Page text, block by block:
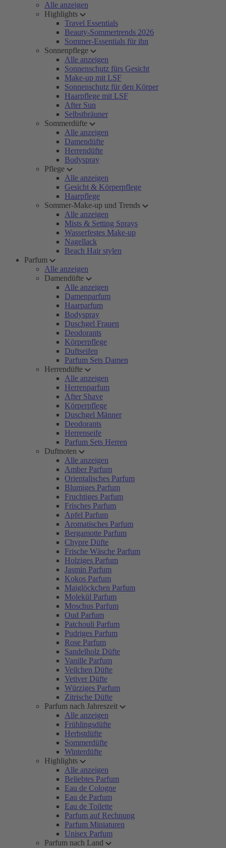
Alle anzeigen
Highlights
Travel Essentials
Beauty-Sommertrends 2026
Sommer-Essentials für ihn
Sonnenpflege
Alle anzeigen
Sonnenschutz fürs Gesicht
Make-up mit LSF
Sonnenschutz für den Körper
Haarpflege mit LSF
After Sun
Selbstbräuner
Sommerdüfte
Alle anzeigen
Damendüfte
Herrendüfte
Bodyspray
Pflege
Alle anzeigen
Gesicht & Körperpflege
Haarpflege
Sommer-Make-up und Trends
Alle anzeigen
Mists & Setting Sprays
Wasserfestes Make-up
Nagellack
Beach Hair stylen
Parfum
Alle anzeigen
Damendüfte
Alle anzeigen
Damenparfum
Haarparfum
Bodyspray
Duschgel Frauen
Deodorants
Körperpflege
Duftseifen
Parfum Sets Damen
Herrendüfte
Alle anzeigen
Herrenparfum
After Shave
Körperpflege
Duschgel Männer
Deodorants
Herrenseife
Parfum Sets Herren
Duftnoten
Alle anzeigen
Amber Parfum
Orientalisches Parfum
Blumiges Parfum
Fruchtiges Parfum
Frisches Parfum
Apfel Parfum
Aromatisches Parfum
Bergamotte Parfum
Chypre Düfte
Frische Wäsche Parfum
Holziges Parfum
Jasmin Parfum
Kokos Parfum
Maiglöckchen Parfum
Molekül Parfum
Moschus Parfum
Oud Parfum
Patchouli Parfum
Pudriges Parfum
Rose Parfum
Sandelholz Düfte
Vanille Parfum
Veilchen Düfte
Vetiver Düfte
Würziges Parfum
Zitrische Düfte
Parfum nach Jahreszeit
Alle anzeigen
Frühlingsdüfte
Herbstdüfte
Sommerdüfte
Winterdüfte
Highlights
Alle anzeigen
Beliebtes Parfum
Eau de Cologne
Eau de Parfum
Eau de Toilette
Parfum auf Rechnung
Parfum Miniaturen
Unisex Parfum
Parfum nach Land